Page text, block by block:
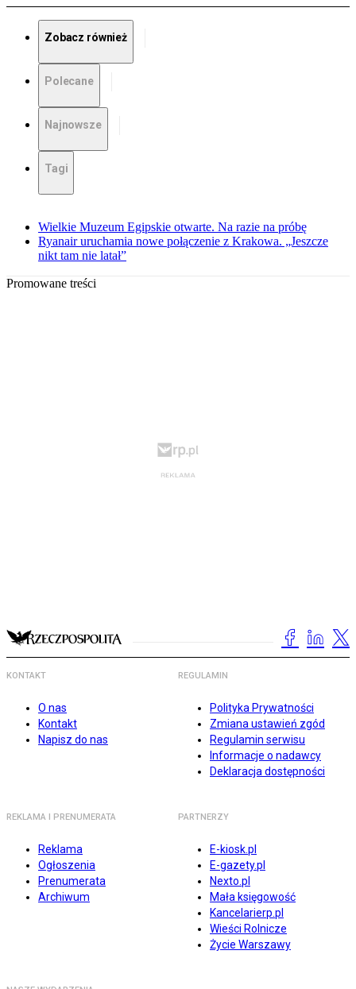
Zobacz również
Polecane
Najnowsze
Tagi
Wielkie Muzeum Egipskie otwarte. Na razie na próbę
Ryanair uruchamia nowe połączenie z Krakowa. „Jeszcze
nikt tam nie latał”
Promowane treści
KONTAKT
O nas
Kontakt
Napisz do nas
REGULAMIN
Polityka Prywatności
Zmiana ustawień zgód
Regulamin serwisu
Informacje o nadawcy
Deklaracja dostępności
REKLAMA I PRENUMERATA
Reklama
Ogłoszenia
Prenumerata
Archiwum
PARTNERZY
E-kiosk.pl
E-gazety.pl
Nexto.pl
Mała księgowość
Kancelarierp.pl
Wieści Rolnicze
Życie Warszawy